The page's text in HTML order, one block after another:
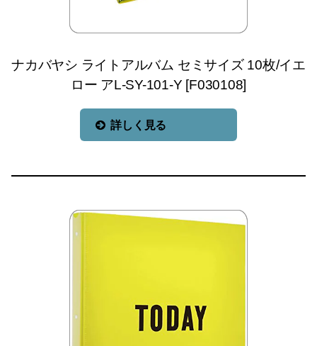
ナカバヤシ ライトアルバム セミサイズ 10枚/イエ
ロー アL-SY-101-Y [F030108]
詳しく見る